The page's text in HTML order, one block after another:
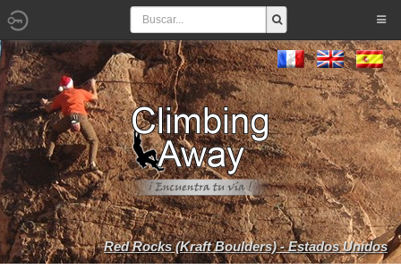
Red Rocks (Kraft Boulders) - Estados Unidos